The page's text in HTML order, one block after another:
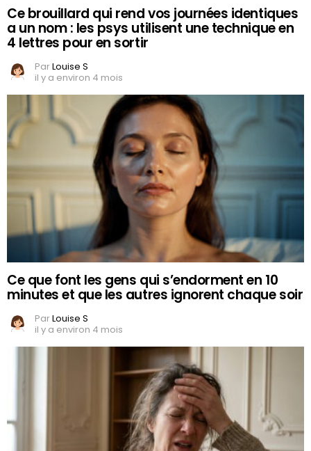
Ce brouillard qui rend vos journées identiques
a un nom : les psys utilisent une technique en
4 lettres pour en sortir
ParLouise S
il y a environ 4 mois
Ce que font les gens qui s’endorment en 10
minutes et que les autres ignorent chaque soir
ParLouise S
il y a environ 4 mois